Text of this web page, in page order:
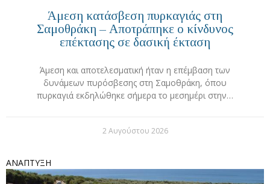
Άμεση κατάσβεση πυρκαγιάς στη
Σαμοθράκη – Αποτράπηκε ο κίνδυνος
επέκτασης σε δασική έκταση
Άμεση και αποτελεσματική ήταν η επέμβαση των
δυνάμεων πυρόσβεσης στη Σαμοθράκη, όπου
πυρκαγιά εκδηλώθηκε σήμερα το μεσημέρι στην…
2 Αυγούστου 2026
ΑΝΑΠΤΥΞΗ